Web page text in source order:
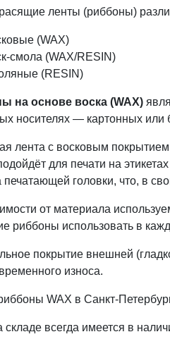
ленты (риббоны)
(WAX)
смола (WAX/RESIN)
(RESIN)
на основе воска (WAX)
носителях — картонных или
лента с восковым покрытием
для печати на
печатающей головки, что, в
от материала
риббоны использовать в
покрытие внешней
износа.
WAX в Санкт-
складе всегда имеется в